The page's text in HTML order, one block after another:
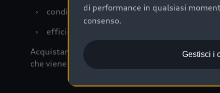
›
condizioni della carrozzeria e degli interni:
›
efficienza meccanica: motore,
Acquistare un’auto usata in una
che viene sottoposto a 110 controlli
di performance in qualsiasi
consenso.
Gestisci i